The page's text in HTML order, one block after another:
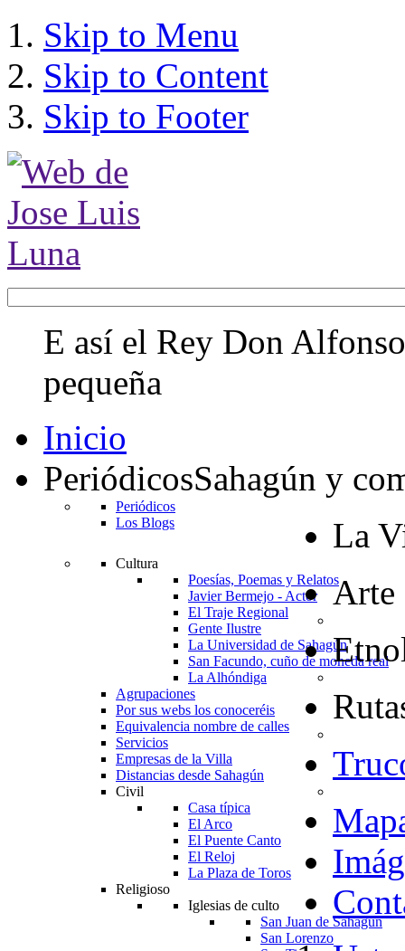
Skip to Menu
Skip to Content
Skip to Footer
E así el Rey Don
pequeña
Inicio
PeriódicosSahagún y
Periódicos
Los Blogs
La
Cultura
Poesías, Poemas y Relatos
Javier Bermejo - Actor
El Traje Regional
Gente Ilustre
La Universidad de Sahagún
San Facundo, cuño de moneda real
La Alhóndiga
Agrupaciones
Por sus webs los conoceréis
Equivalencia nombre de calles
Servicios
Empresas de la Villa
Distancias desde Sahagún
Arte
Civil
Casa típica
El Arco
El Puente Canto
El Reloj
La Plaza de Toros
Religioso
Iglesias de culto
San Juan de Sahagún
San Lorenzo